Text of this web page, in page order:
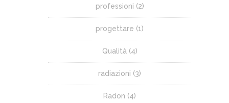
professioni (2)
progettare (1)
Qualità(4)
radiazioni (3)
Radon (4)